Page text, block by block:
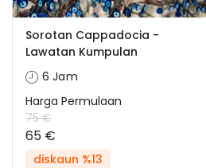
Sorotan Cappadocia -
Lawatan Kumpulan
6 Jam
Harga Permulaan
75 €
65 €
diskaun %13